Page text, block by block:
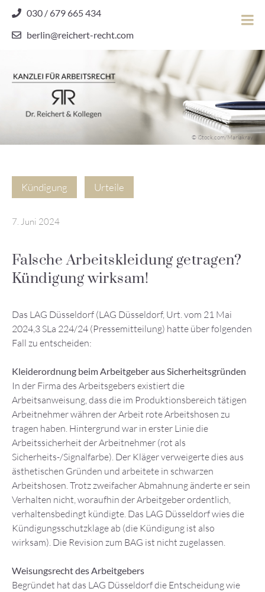
content
030 / 679 665 434
berlin@reichert-recht.com
Dr.
Reichert
Arbeitsrecht
© iStock.com/Mariakray
Kündigung Urteile
7. Juni 2024
Falsche Arbeitskleidung getragen?
Kündigung wirksam!
Das LAG Düsseldorf (LAG Düsseldorf, Urt. vom 21 Mai
2024,3 SLa 224/24 (Pressemitteilung) hatte über folgenden
Fall zu entscheiden:
Kleiderordnung beim Arbeitgeber aus Sicherheitsgründen
In der Firma des Arbeitsgebers existiert die
Arbeitsanweisung, dass die im Produktionsbereich tätigen
Arbeitnehmer währen der Arbeit rote Arbeitshosen zu
tragen haben. Hintergrund war in erster Linie die
Arbeitssicherheit der Arbeitnehmer (rot als
Sicherheits-/Signalfarbe). Der Kläger verweigerte dies aus
ästhetischen Gründen und arbeitete in schwarzen
Arbeitshosen. Trotz zweifacher Abmahnung änderte er sein
Verhalten nicht, woraufhin der Arbeitgeber ordentlich,
verhaltensbedingt kündigte. Das LAG Düsseldorf wies die
Kündigungsschutzklage ab (die Kündigung ist also
wirksam). Die Revision zum BAG ist nicht zugelassen.
Weisungsrecht des Arbeitgebers
Begründet hat das LAG Düsseldorf die Entscheidung wie